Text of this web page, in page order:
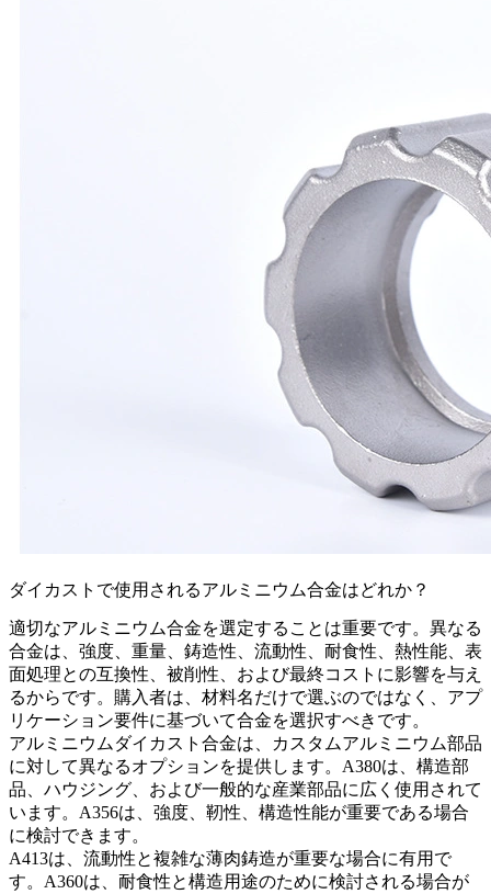
ダイカストで使用されるアルミニウム合金はどれか？
適切なアルミニウム合金を選定することは重要です。異なる
合金は、強度、重量、鋳造性、流動性、耐食性、熱性能、表
面処理との互換性、被削性、および最終コストに影響を与え
るからです。購入者は、材料名だけで選ぶのではなく、アプ
リケーション要件に基づいて合金を選択すべきです。
アルミニウムダイカスト合金は、カスタムアルミニウム部品
に対して異なるオプションを提供します。 A380は、構造部
品、ハウジング、および一般的な産業部品に広く使用されて
います。 A356は、強度、靭性、構造性能が重要である場合
に検討できます。
A413は、流動性と複雑な薄肉鋳造が重要な場合に有用で
す。 A360は、耐食性と構造用途のために検討される場合が